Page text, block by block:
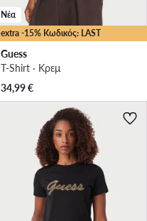
extra -15% Κωδικός: LAST
Νέα
Guess
T-Shirt · Κρεμ
34,99€